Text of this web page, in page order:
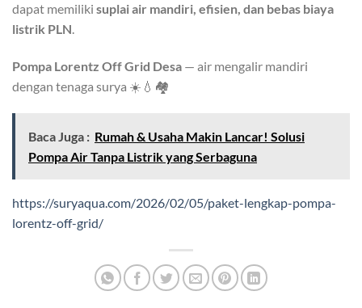
dapat memiliki suplai air mandiri, efisien, dan bebas biaya
listrik PLN.
Pompa Lorentz Off Grid Desa — air mengalir mandiri
dengan tenaga surya ☀️💧🏘️
Baca Juga : Rumah & Usaha Makin Lancar! Solusi
Pompa Air Tanpa Listrik yang Serbaguna
https://suryaqua.com/2026/02/05/paket-lengkap-pompa-
lorentz-off-grid/